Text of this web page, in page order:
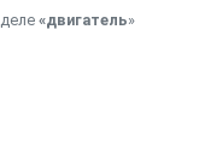
«двигатель»